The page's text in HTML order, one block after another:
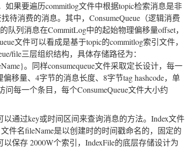
果要遍历commitlog文件中根据topic检索消息是非
待消费的消息。其中，ConsumeQueue（逻辑消费
列消息在CommitLog中的起始物理偏移量offset，
文件可以看成是基于topic的commitlog索引文件，
file三层组织结构，具体存储路径为：
。同样consumequeue文件采取定长设计，每一
移量、4字节的消息长度、8字节tag hashcode，单
每一个条目，每个ConsumeQueue文件大小约
通过key或时间区间来查询消息的方法。Index文件
件名fileName是以创建时的时间戳命名的，固定的
保存 2000W个索引，IndexFile的底层存储设计为